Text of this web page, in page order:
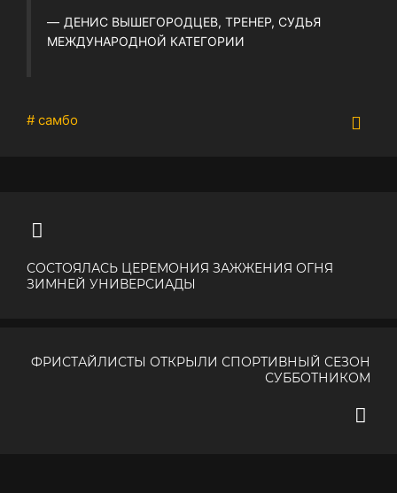
ДЕНИС ВЫШЕГОРОДЦЕВ, ТРЕНЕР, СУДЬЯ
МЕЖДУНАРОДНОЙ КАТЕГОРИИ
# самбо
СОСТОЯЛАСЬ ЦЕРЕМОНИЯ ЗАЖЖЕНИЯ ОГНЯ
ЗИМНЕЙ УНИВЕРСИАДЫ
ФРИСТАЙЛИСТЫ ОТКРЫЛИ СПОРТИВНЫЙ СЕЗОН
СУББОТНИКОМ